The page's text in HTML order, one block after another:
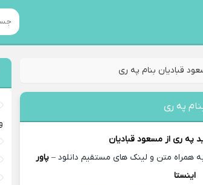
قبادیان بنام په ری
په ری
په ری از مسعود قبادیان
همراه متن و لینک های مستقیم دانلود –پاور
اینستا